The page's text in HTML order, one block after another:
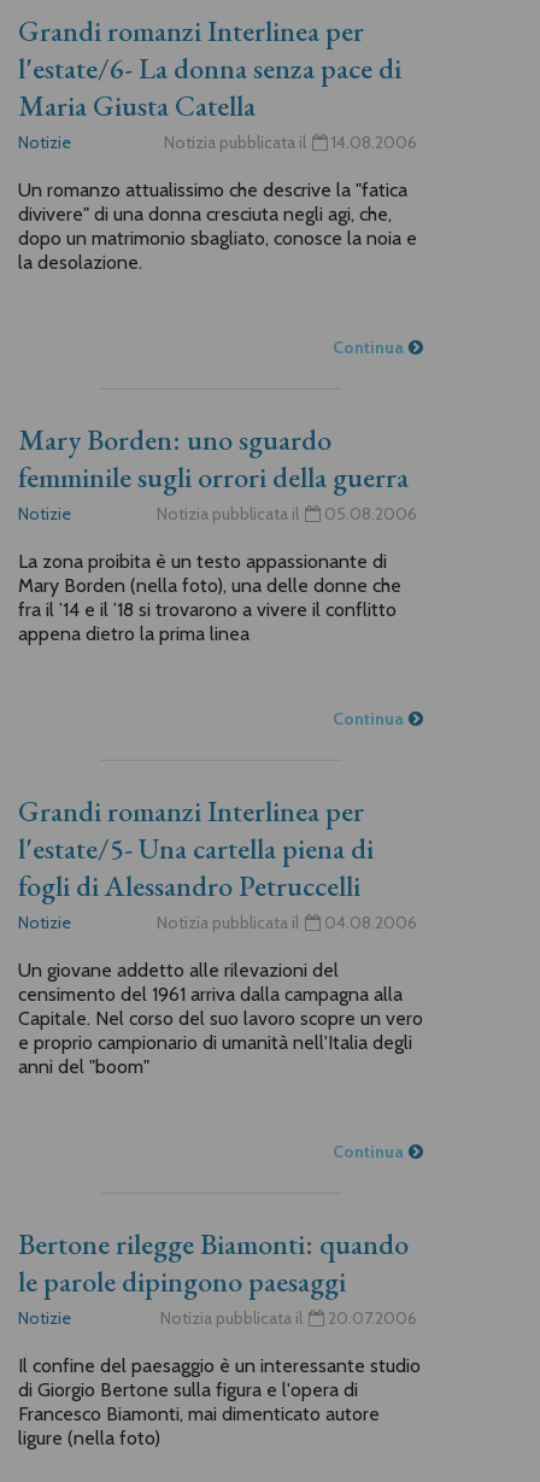
Grandi romanzi Interlinea per
l'estate/6- La donna senza pace di
Maria Giusta Catella
Notizie Notizia pubblicata il 14.08.2006
Un romanzo attualissimo che descrive la "fatica
divivere" di una donna cresciuta negli agi, che,
dopo un matrimonio sbagliato, conosce la noia e
la desolazione.
Continua
Mary Borden: uno sguardo
femminile sugli orrori della guerra
Notizie Notizia pubblicata il 05.08.2006
La zona proibita è un testo appassionante di
Mary Borden (nella foto), una delle donne che
fra il ’14 e il ’18 si trovarono a vivere il conflitto
appena dietro la prima linea
Continua
Grandi romanzi Interlinea per
l'estate/5- Una cartella piena di
fogli di Alessandro Petruccelli
Notizie Notizia pubblicata il 04.08.2006
Un giovane addetto alle rilevazioni del
censimento del 1961 arriva dalla campagna alla
Capitale. Nel corso del suo lavoro scopre un vero
e proprio campionario di umanità nell'Italia degli
anni del "boom"
Continua
Bertone rilegge Biamonti: quando
le parole dipingono paesaggi
Notizie Notizia pubblicata il 20.07.2006
Il confine del paesaggio è un interessante studio
di Giorgio Bertone sulla figura e l'opera di
Francesco Biamonti, mai dimenticato autore
ligure (nella foto)